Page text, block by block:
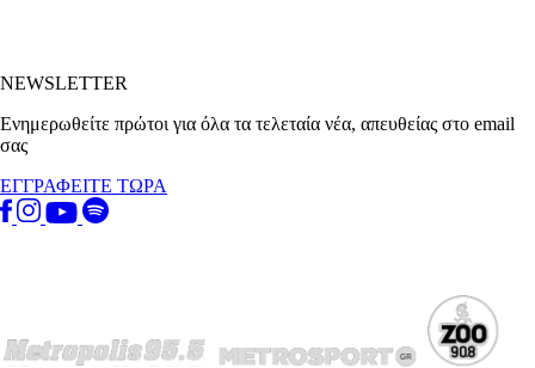
NEWSLETTER
Ενημερωθείτε πρώτοι για όλα τα τελεταία νέα, απευθείας στο email
σας
ΕΓΓΡΑΦΕΙΤΕ ΤΩΡΑ